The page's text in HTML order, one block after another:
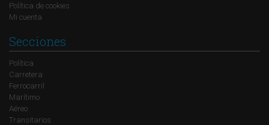
Política de cookies
Mi cuenta
Secciones
Política
Carretera
Ferrocarril
Marítimo
Aéreo
Transitarios